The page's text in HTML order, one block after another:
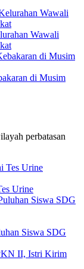
Wawali
di Musim
perbatasan
Urine
Siswa SDG